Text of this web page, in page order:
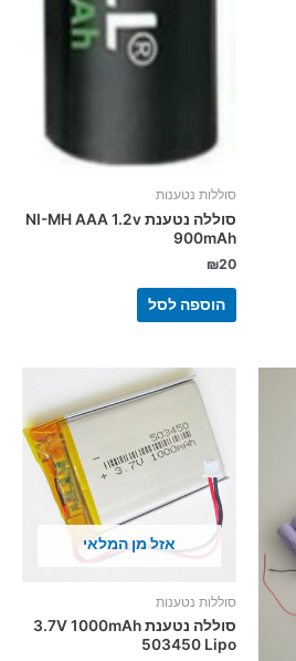
סוללות נטענות
סוללה נטענת NI-MH AAA 1.2v
900mAh
₪20
הוספה לסל
אזל מן המלאי
סוללות נטענות
סוללה נטענת 3.7V 1000mAh
503450 Lipo